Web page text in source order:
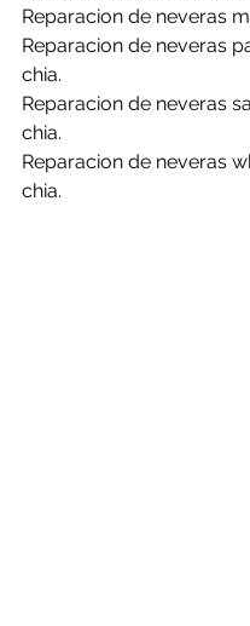
Reparacion de neveras
Reparacion de neveras
chia.
Reparacion de neveras
chia.
Reparacion de neveras
chia.